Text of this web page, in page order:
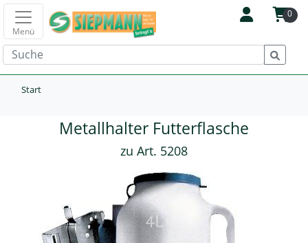
0
Menü
Start
Metallhalter Futterflasche
zu Art. 5208